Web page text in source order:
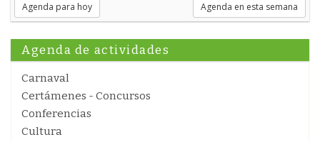
Agenda para hoy Agenda en esta semana
Agenda de actividades
Carnaval
Certámenes - Concursos
Conferencias
Cultura